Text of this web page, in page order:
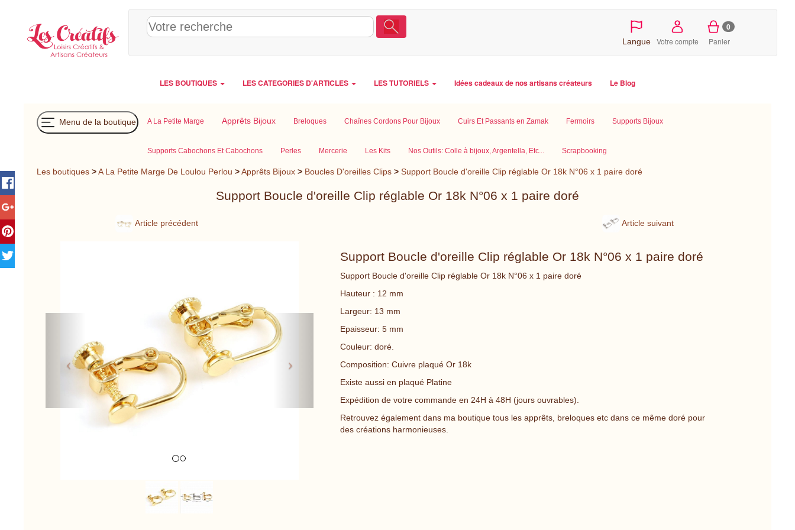
Langue Votre compte
0
Panier
LES BOUTIQUES LES CATEGORIES D'ARTICLES LES TUTORIELS Idées cadeaux de nos artisans créateurs Le Blog
Menu de la boutique A La Petite Marge Apprêts Bijoux Breloques Chaînes Cordons Pour Bijoux Cuirs Et Passants en Zamak Fermoirs Supports Bijoux
Supports Cabochons Et Cabochons Perles Mercerie Les Kits Nos Outils: Colle à bijoux, Argentella, Etc... Scrapbooking
Les boutiques >A La Petite Marge De Loulou Perlou >Apprêts Bijoux > Boucles D'oreilles Clips > Support Boucle d'oreille Clip réglable Or 18k N°06 x 1 paire doré
Support Boucle d'oreille Clip réglable Or 18k N°06 x 1 paire doré
Article précédent Article suivant
Support Boucle d'oreille Clip réglable Or 18k N°06 x 1 paire doré
Support Boucle d'oreille Clip réglable Or 18k N°06 x 1 paire doré
Hauteur : 12 mm
Largeur: 13 mm
Epaisseur: 5 mm
Couleur: doré.
Composition: Cuivre plaqué Or 18k
Existe aussi en plaqué Platine
Expédition de votre commande en 24H à 48H (jours ouvrables).
Retrouvez également dans ma boutique tous les apprêts, breloques etc dans ce même doré pour
des créations harmonieuses.